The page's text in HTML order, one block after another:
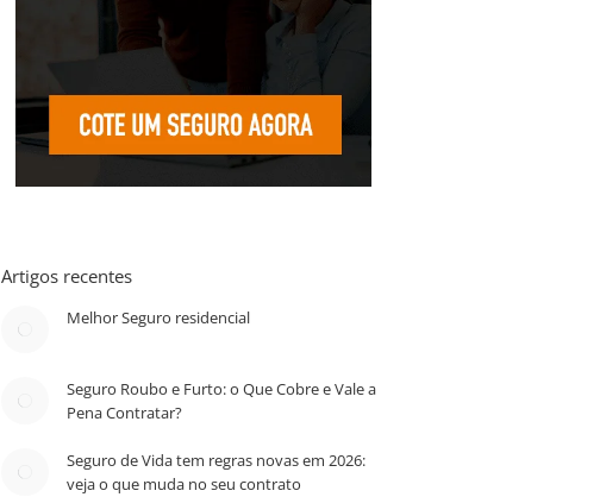
Artigos recentes
Melhor Seguro residencial
Seguro Roubo e Furto: o Que Cobre e Vale a
Pena Contratar?
Seguro de Vida tem regras novas em 2026:
veja o que muda no seu contrato